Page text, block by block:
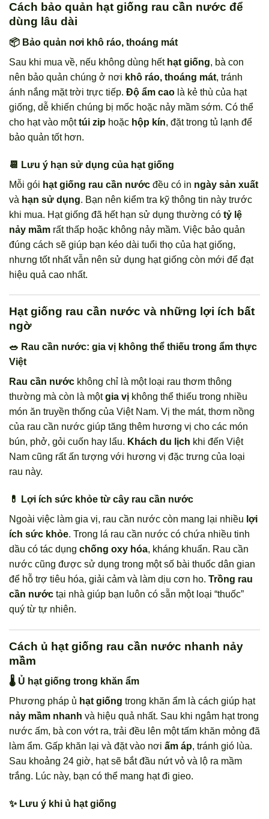
Cách bảo quản hạt giống rau cần nước để
dùng lâu dài
📦 Bảo quản nơi khô ráo, thoáng mát
Sau khi mua về, nếu không dùng hết hạt giống, bà con
nên bảo quản chúng ở nơi khô ráo, thoáng mát, tránh
ánh nắng mặt trời trực tiếp. Độ ẩm cao là kẻ thù của hạt
giống, dễ khiến chúng bị mốc hoặc nảy mầm sớm. Có thể
cho hạt vào mộttúi zip hoặc hộp kín, đặt trong tủ lạnh để
bảo quản tốt hơn.
📆 Lưu ý hạn sử dụng của hạt giống
Mỗi gói hạt giống rau cần nước đều có in ngày sản xuất
và hạn sử dụng. Bạn nên kiểm tra kỹ thông tin này trước
khi mua. Hạt giống đã hết hạn sử dụng thường có tỷ lệ
nảy mầm rất thấp hoặc không nảy mầm. Việc bảo quản
đúng cách sẽ giúp bạn kéo dài tuổi thọ của hạt giống,
nhưng tốt nhất vẫn nên sử dụng hạt giống còn mới để đạt
hiệu quả cao nhất.
Hạt giống rau cần nước và những lợi ích bất
ngờ
🥗 Rau cần nước: gia vị không thể thiếu trong ẩm thực
Việt
Rau cần nước không chỉ là một loại rau thơm thông
thường mà còn là mộtgia vị không thể thiếu trong nhiều
món ăn truyền thống của Việt Nam. Vị the mát, thơm nồng
của rau cần nước giúp tăng thêm hương vị cho các món
bún, phở, gỏi cuốn hay lẩu. Khách du lịch khi đến Việt
Nam cũng rất ấn tượng với hương vị đặc trưng của loại
rau này.
💊 Lợi ích sức khỏe từ cây rau cần nước
Ngoài việc làm gia vị, rau cần nước còn mang lại nhiều lợi
ích sức khỏe. Trong lá rau cần nước có chứa nhiều tinh
dầu có tác dụng chống oxy hóa, kháng khuẩn. Rau cần
nước cũng được sử dụng trong một số bài thuốc dân gian
để hỗ trợ tiêu hóa, giải cảm và làm dịu cơn ho. Trồng rau
cần nước tại nhà giúp bạn luôn có sẵn một loại “thuốc”
quý từ tự nhiên.
Cách ủ hạt giống rau cần nước nhanh nảy
mầm
🌡️ Ủ hạt giống trong khăn ẩm
Phương pháp ủ hạt giống trong khăn ẩm là cách giúp hạt
nảy mầm nhanh và hiệu quả nhất. Sau khi ngâm hạt trong
nước ấm, bà con vớt ra, trải đều lên một tấm khăn mỏng đã
làm ẩm. Gấp khăn lại và đặt vào nơi ấm áp, tránh gió lùa.
Sau khoảng 24 giờ, hạt sẽ bắt đầu nứt vỏ và lộ ra mầm
trắng. Lúc này, bạn có thể mang hạt đi gieo.
✨ Lưu ý khi ủ hạt giống